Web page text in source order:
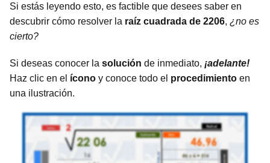
Si estás leyendo esto, es factible que desees saber en
descubrir cómo resolver la raíz cuadrada de 2206, ¿no es
cierto?
Si deseas conocer la solución de inmediato, ¡adelante!
Haz clic en el ícono y conoce todo el procedimiento en
una ilustración.